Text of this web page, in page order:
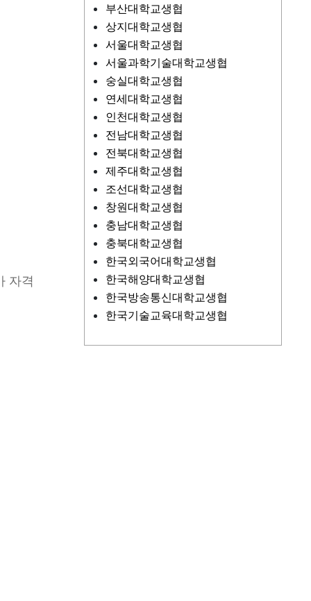
자격
부산대학교생협
상지대학교생협
서울대학교생협
서울과학기술대학교생협
숭실대학교생협
연세대학교생협
인천대학교생협
전남대학교생협
전북대학교생협
제주대학교생협
조선대학교생협
창원대학교생협
충남대학교생협
충북대학교생협
한국외국어대학교생협
한국해양대학교생협
한국방송통신대학교생협
한국기술교육대학교생협